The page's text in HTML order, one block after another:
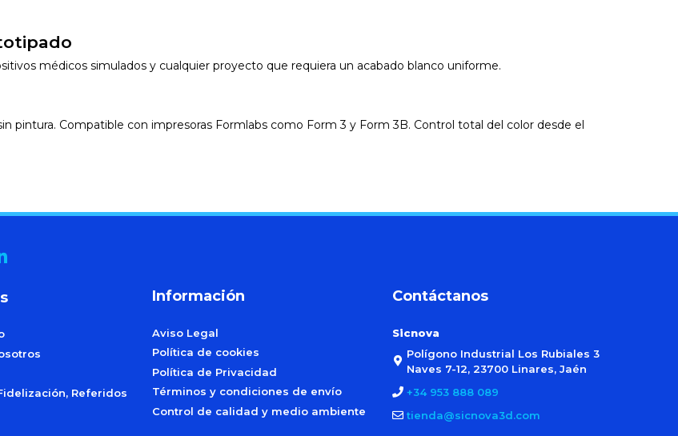
médicos simulados y cualquier proyecto que requiera un acabado blanco uniforme.
pintura. Compatible con impresoras Formlabs como Form 3 y Form 3B. Control total del color desde el
Referidos
Información
Aviso Legal
Política de cookies
Política de Privacidad
Términos y condiciones de envío
Control de calidad y medio ambiente
Contáctanos
Sicnova
Polígono Industrial Los Rubiales 3
Naves 7-12, 23700 Linares, Jaén
+34 953 888 089
tienda@sicnova3d.com